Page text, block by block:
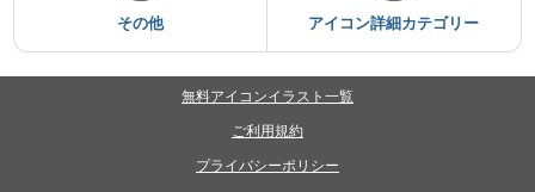
その他 アイコン詳細カテゴリー
無料アイコンイラスト一覧
ご利用規約
プライバシーポリシー